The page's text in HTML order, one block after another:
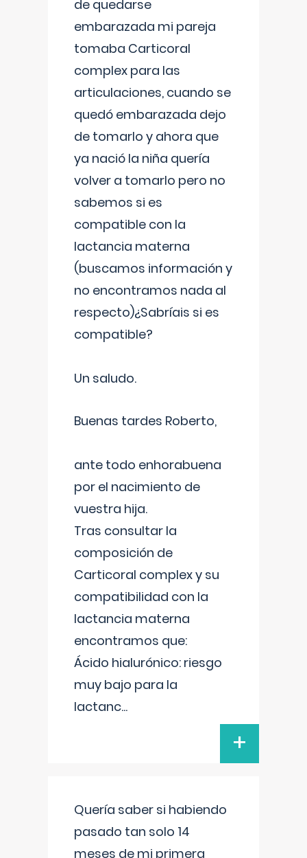
de quedarse
embarazada mi pareja
tomaba Carticoral
complex para las
articulaciones, cuando se
quedó embarazada dejo
de tomarlo y ahora que
ya nació la niña quería
volver a tomarlo pero no
sabemos si es
compatible con la
lactancia materna
(buscamos información y
no encontramos nada al
respecto)¿Sabríais si es
compatible?
Un saludo.
Buenas tardes Roberto,
ante todo enhorabuena
por el nacimiento de
vuestra hija.
Tras consultar la
composición de
Carticoral complex y su
compatibilidad con la
lactancia materna
encontramos que:
Ácido hialurónico: riesgo
muy bajo para la
lactanc...
+
Quería saber si habiendo
pasado tan solo 14
meses de mi primera